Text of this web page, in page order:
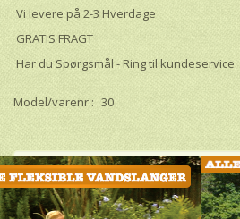
Vi levere på 2-3 Hverdage
GRATIS FRAGT
Har du Spørgsmål - Ring til kundeservice
Model/varenr.: 30